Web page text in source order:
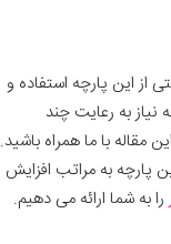
از این پارچه استفاده و
به رعایت چند
با ما همراه باشید.
به مراتب افزایش
را به شما ارائه می دهیم.